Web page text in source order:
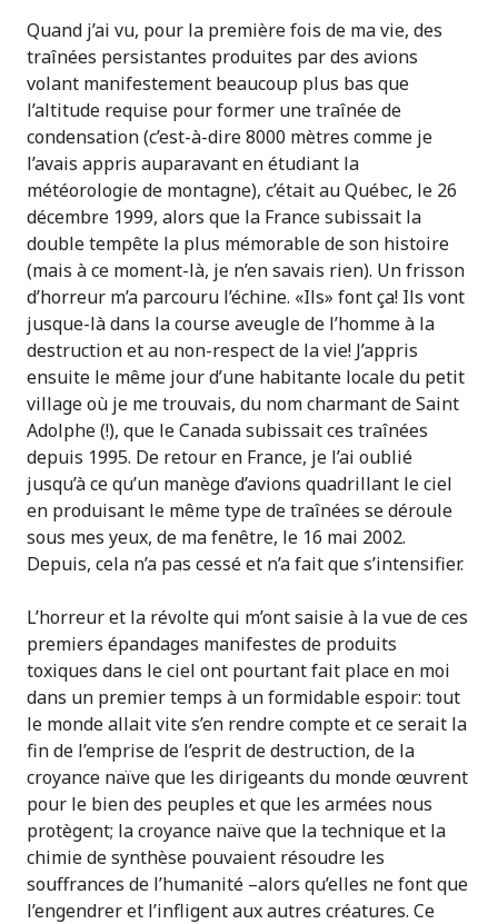
Quand j’ai vu, pour la première fois de ma vie, des
traînées persistantes produites par des avions
volant manifestement beaucoup plus bas que
l’altitude requise pour former une traînée de
condensation (c’est-à-dire 8000 mètres comme je
l’avais appris auparavant en étudiant la
météorologie de montagne), c’était au Québec, le 26
décembre 1999, alors que la France subissait la
double tempête la plus mémorable de son histoire
(mais à ce moment-là, je n’en savais rien). Un frisson
d’horreur m’a parcouru l’échine. «Ils» font ça! Ils vont
jusque-là dans la course aveugle de l’homme à la
destruction et au non-respect de la vie! J’appris
ensuite le même jour d’une habitante locale du petit
village où je me trouvais, du nom charmant de Saint
Adolphe (!), que le Canada subissait ces traînées
depuis 1995. De retour en France, je l’ai oublié
jusqu’à ce qu’un manège d’avions quadrillant le ciel
en produisant le même type de traînées se déroule
sous mes yeux, de ma fenêtre, le 16 mai 2002.
Depuis, cela n’a pas cessé et n’a fait que s’intensifier.
L’horreur et la révolte qui m’ont saisie à la vue de ces
premiers épandages manifestes de produits
toxiques dans le ciel ont pourtant fait place en moi
dans un premier temps à un formidable espoir: tout
le monde allait vite s’en rendre compte et ce serait la
fin de l’emprise de l’esprit de destruction, de la
croyance naïve que les dirigeants du monde œuvrent
pour le bien des peuples et que les armées nous
protègent; la croyance naïve que la technique et la
chimie de synthèse pouvaient résoudre les
souffrances de l’humanité –alors qu’elles ne font que
l’engendrer et l’infligent aux autres créatures. Ce